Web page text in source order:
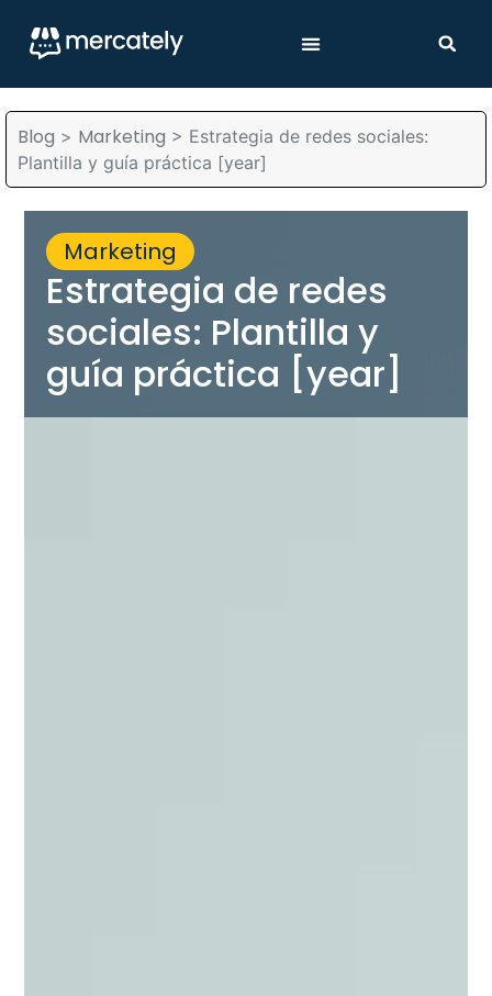
Blog > Marketing > Estrategia de redes sociales:
Plantilla y guía práctica [year]
Marketing
Estrategia de redes
sociales: Plantilla y
guía práctica [year]